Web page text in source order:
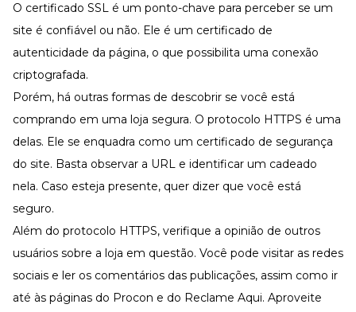
O certificado SSL é um ponto-chave para perceber se um
site é confiável ou não. Ele é um certificado de
autenticidade da página, o que possibilita uma conexão
criptografada.
Porém, há outras formas de descobrir se você está
comprando em uma loja segura. O protocolo HTTPS é uma
delas. Ele se enquadra como um certificado de segurança
do site. Basta observar a URL e identificar um cadeado
nela. Caso esteja presente, quer dizer que você está
seguro.
Além do protocolo HTTPS, verifique a opinião de outros
usuários sobre a loja em questão. Você pode visitar as redes
sociais e ler os comentários das publicações, assim como ir
até às páginas do Procon e do Reclame Aqui. Aproveite